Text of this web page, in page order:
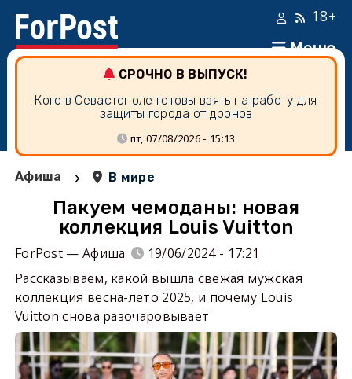
Меню
18+
СРОЧНО В ВЫПУСК!
Кого в Севастополе готовы взять на работу для
защиты города от дронов
пт, 07/08/2026 - 15:13
Афиша › В мире
Пакуем чемоданы: новая
коллекция Louis Vuitton
ForPost — Афиша
19/06/2024 - 17:21
Рассказываем, какой вышла свежая мужская
коллекция весна-лето 2025, и почему Louis
Vuitton снова разочаровывает